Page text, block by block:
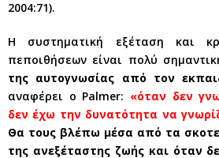
2004:71).
Η συστηματική εξέταση και
πεποιθήσεων είναι πολύ
της αυτογνωσίας από τον
αναφέρει ο Palmer: «όταν δεν
δεν έχω την δυνατότητα να
Θα τους βλέπω μέσα από τα
της ανεξέταστης ζωής και όταν